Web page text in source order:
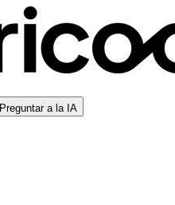
Preguntar a la IA